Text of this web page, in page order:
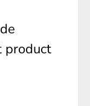
product